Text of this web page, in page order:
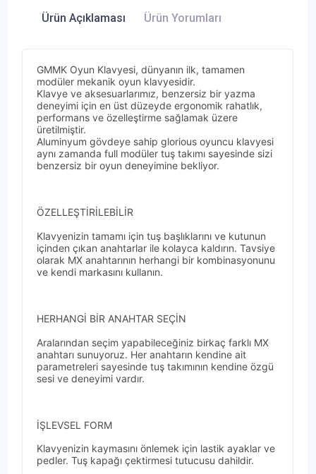
Ürün Açıklaması Ürün Yorumları
GMMK Oyun Klavyesi, dünyanın ilk, tamamen
modüler mekanik oyun klavyesidir.
Klavye ve aksesuarlarımız, benzersiz bir yazma
deneyimi için en üst düzeyde ergonomik rahatlık,
performans ve özelleştirme sağlamak üzere
üretilmiştir.
Aluminyum gövdeye sahip glorious oyuncu klavyesi
aynı zamanda full modüler tuş takımı sayesinde sizi
benzersiz bir oyun deneyimine bekliyor.
ÖZELLEŞTİRİLEBİLİR
Klavyenizin tamamı için tuş başlıklarını ve kutunun
içinden çıkan anahtarlar ile kolayca kaldırın. Tavsiye
olarak MX anahtarının herhangi bir kombinasyonunu
ve kendi markasını kullanın.
HERHANGİ BİR ANAHTAR SEÇİN
Aralarından seçim yapabileceğiniz birkaç farklı MX
anahtarı sunuyoruz. Her anahtarın kendine ait
parametreleri sayesinde tuş takımının kendine özgü
sesi ve deneyimi vardır.
İŞLEVSEL FORM
Klavyenizin kaymasını önlemek için lastik ayaklar ve
pedler. Tuş kapağı çektirmesi tutucusu dahildir.